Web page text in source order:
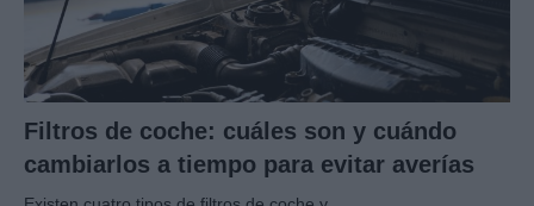
Filtros de coche: cuáles son y cuándo
cambiarlos a tiempo para evitar averías